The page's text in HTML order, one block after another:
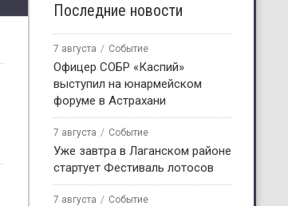
Последние новости
7 августа Событие
Офицер СОБР «Каспий»
выступил на юнармейском
форуме в Астрахани
7 августа Событие
Уже завтра в Лаганском районе
стартует Фестиваль лотосов
7 августа Событие